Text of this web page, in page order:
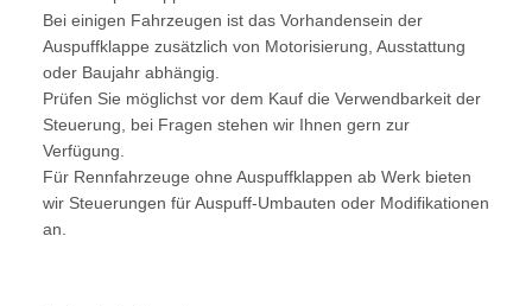
Bei einigen Fahrzeugen ist das Vorhandensein der
Auspuffklappe zusätzlich von Motorisierung, Ausstattung
oder Baujahr abhängig.
Prüfen Sie möglichst vor dem Kauf die Verwendbarkeit der
Steuerung, bei Fragen stehen wir Ihnen gern zur
Verfügung.
Für Rennfahrzeuge ohne Auspuffklappen ab Werk bieten
wir Steuerungen für Auspuff-Umbauten oder Modifikationen
an.